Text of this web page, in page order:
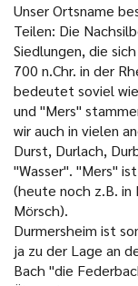
Unser Ortsname
Teilen: Die
Siedlungen, die
700 n.Chr. in der
bedeutet soviel
und "Mers"
wir auch in vielen
Durst, Durlach,
"Wasser". "Mers"
(heute noch z.B. in
Mörsch).
Durmersheim ist
ja zu der Lage an
Bach "die